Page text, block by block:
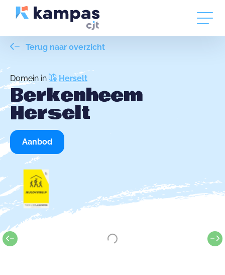
Terug naar overzicht
Domein in Herselt
Berkenheem
Herselt
Aanbod